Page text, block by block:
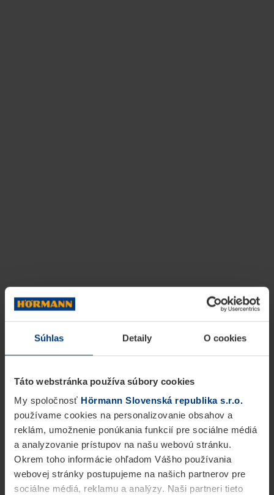
Súhlas Detaily O cookies
Táto webstránka používa súbory cookies
My spoločnosť Hörmann Slovenská republika s.r.o.
používame cookies na personalizovanie obsahov a
reklám, umožnenie ponúkania funkcií pre sociálne médiá
a analyzovanie prístupov na našu webovú stránku.
Okrem toho informácie ohľadom Vášho používania
webovej stránky postupujeme na našich partnerov pre
sociálne médiá, reklamu a analýzy. Naši partneri tieto